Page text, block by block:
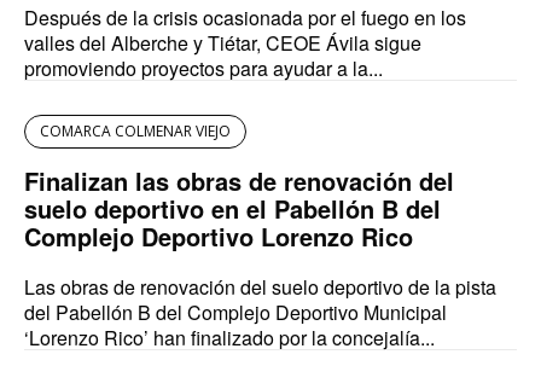
Después de la crisis ocasionada por el fuego en los
valles del Alberche y Tiétar, CEOE Ávila sigue
promoviendo proyectos para ayudar a la...
COMARCA COLMENAR VIEJO
Finalizan las obras de renovación del
suelo deportivo en el Pabellón B del
Complejo Deportivo Lorenzo Rico
Las obras de renovación del suelo deportivo de la pista
del Pabellón B del Complejo Deportivo Municipal
‘Lorenzo Rico’ han finalizado por la concejalía...